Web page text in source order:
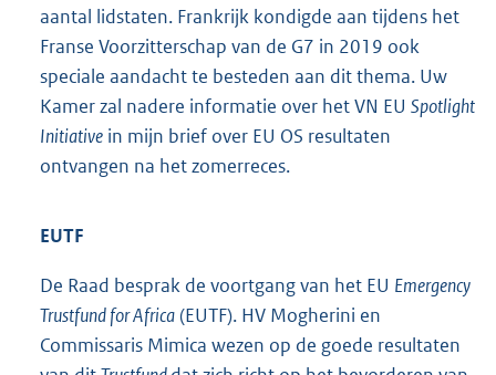
aantal lidstaten. Frankrijk kondigde aan tijdens het
Franse Voorzitterschap van de G7 in 2019 ook
speciale aandacht te besteden aan dit thema. Uw
Kamer zal nadere informatie over het VN EU Spotlight
Initiative in mijn brief over EU OS resultaten
ontvangen na het zomerreces.
EUTF
De Raad besprak de voortgang van het EU Emergency
Trustfund for Africa(EUTF). HV Mogherini en
Commissaris Mimica wezen op de goede resultaten